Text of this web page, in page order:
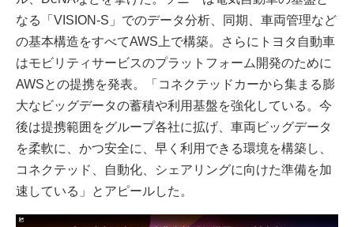
なる「VISION-S」でのデータ分析、同期、車両管理など
の基本構造をすべてAWS上で構築。さらにトヨタ自動車
はモビリティサービスのプラットフォーム開発のために
AWSとの提携を発表。「コネクテッドカーから集まる膨
大なビッグデータの蓄積や利用基盤を強化している。今
後は提携範囲をグループ各社に拡げ、車両ビッグデータ
を柔軟に、かつ安全に、早く利用できる環境を構築し、
コネクテッド、自動化、シェアリングに向けた準備を加
速している」とアピールした。